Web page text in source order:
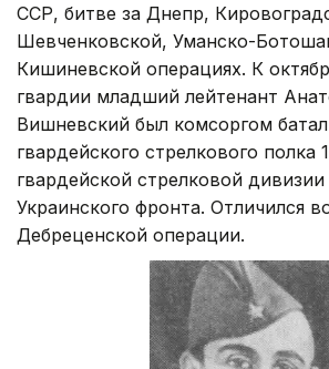
ССР, битве за Днепр,
Шевченковской, Уманско-
Кишиневской операциях. К
гвардии младший лейтенант
Вишневский был комсоргом
гвардейского стрелкового полка
гвардейской стрелковой
Украинского фронта. Отличился
Дебреценской операции.